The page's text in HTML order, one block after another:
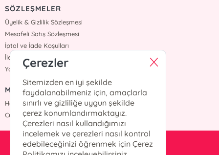
SÖZLEŞMELER
Üyelik & Gizlilik Sözleşmesi
Mesafeli Satış Sözleşmesi
İptal ve İade Koşulları
İletişim
Yardım
MÜŞTERİ HİZMETLERİ
Hafta içi :09:00 - 18:00
Cumartesi :09:00 - 18:00
info@okurkitap.com
Çerezler
Sitemizden en iyi şekilde
faydalanabilmeniz için, amaçlarla
sınırlı ve gizliliğe uygun şekilde
çerez konumlandırmaktayız.
Çerezleri nasıl kullandığımızı
incelemek ve çerezleri nasıl kontrol
edebileceğinizi öğrenmek için Çerez